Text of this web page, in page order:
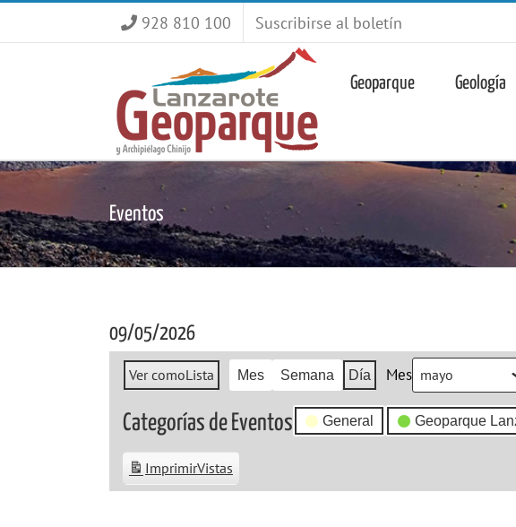
928 810 100 Suscribirse al boletín
Geoparque Geología
Eventos
09/05/2026
Ver comoLista Mes Semana Día Mes
Categorías de Eventos General Geoparque
ImprimirVistas